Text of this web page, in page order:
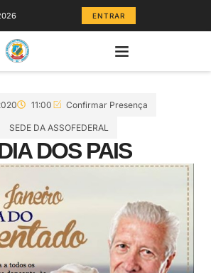
ENTRAR
11:00 Confirmar Presença
SEDE DA ASSOFEDERAL
DOS PAIS